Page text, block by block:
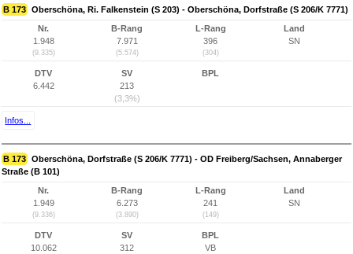
B 173 Oberschöna, Ri. Falkenstein (S 203) - Oberschöna, Dorfstraße (S 206/K 7771)
Nr.
1.948
(9.335)
B-Rang
7.971
(5.574)
L-Rang
396
(304)
Land
SN
DTV
6.442
SV
213
(3,3%)
BPL
Infos...
B 173 Oberschöna, Dorfstraße (S 206/K 7771) - OD Freiberg/Sachsen, Annaberger
Straße (B 101)
Nr.
1.949
(9.336)
B-Rang
6.273
(3.890)
L-Rang
241
(149)
Land
SN
DTV
10.062
SV
312
BPL
VB